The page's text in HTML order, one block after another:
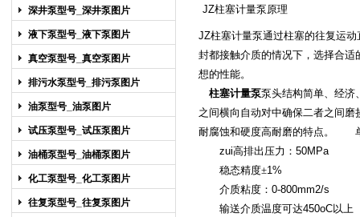
深井泵型号_深井泵图片
液下泵型号_液下泵图片
真空泵型号_真空泵图片
排污水泵型号_排污泵图片
油泵型号_油泵图片
试压泵型号_试压泵图片
油桶泵型号_油桶泵图片
化工泵型号_化工泵图片
往复泵型号_往复泵图片
JZ柱塞计量泵 原理
JZ柱塞计量泵通过柱塞的往复运
封都接触介质的情况下，选择合
想的性能。
柱塞计量泵泵头结构简单、经济
之间横向自动对中确保二者之间
耐腐蚀和硬度高耐磨的特点。
zui高排出压力： 50MPa
稳态精度±1%
介质粘度： 0-800mm2/s
输送介质温度可达450oC以上